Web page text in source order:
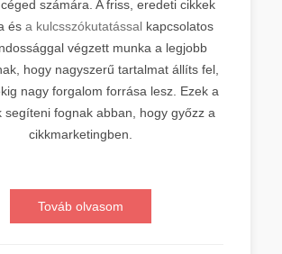
számára. A friss, eredeti cikkek
és a kulcsszókutatással kapcsolatos
végzett munka a legjobb
hogy nagyszerű tartalmat állíts fel,
nagy forgalom forrása lesz. Ezek a
segíteni fognak abban, hogy győzz a
cikkmarketingben.
Továb olvasom